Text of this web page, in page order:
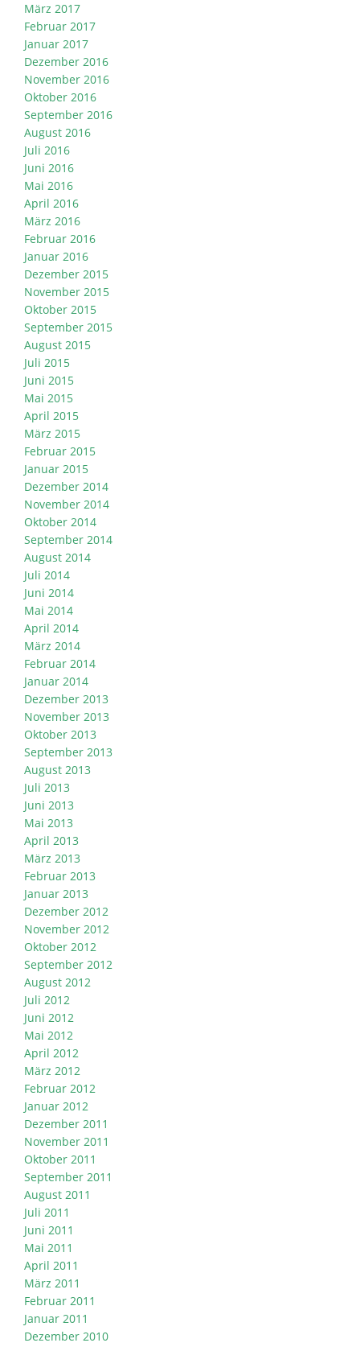
März 2017
Februar 2017
Januar 2017
Dezember 2016
November 2016
Oktober 2016
September 2016
August 2016
Juli 2016
Juni 2016
Mai 2016
April 2016
März 2016
Februar 2016
Januar 2016
Dezember 2015
November 2015
Oktober 2015
September 2015
August 2015
Juli 2015
Juni 2015
Mai 2015
April 2015
März 2015
Februar 2015
Januar 2015
Dezember 2014
November 2014
Oktober 2014
September 2014
August 2014
Juli 2014
Juni 2014
Mai 2014
April 2014
März 2014
Februar 2014
Januar 2014
Dezember 2013
November 2013
Oktober 2013
September 2013
August 2013
Juli 2013
Juni 2013
Mai 2013
April 2013
März 2013
Februar 2013
Januar 2013
Dezember 2012
November 2012
Oktober 2012
September 2012
August 2012
Juli 2012
Juni 2012
Mai 2012
April 2012
März 2012
Februar 2012
Januar 2012
Dezember 2011
November 2011
Oktober 2011
September 2011
August 2011
Juli 2011
Juni 2011
Mai 2011
April 2011
März 2011
Februar 2011
Januar 2011
Dezember 2010